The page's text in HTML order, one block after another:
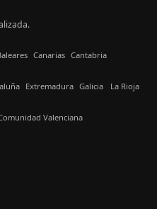
Canarias Cantabria
Extremadura Galicia La Rioja
Valenciana